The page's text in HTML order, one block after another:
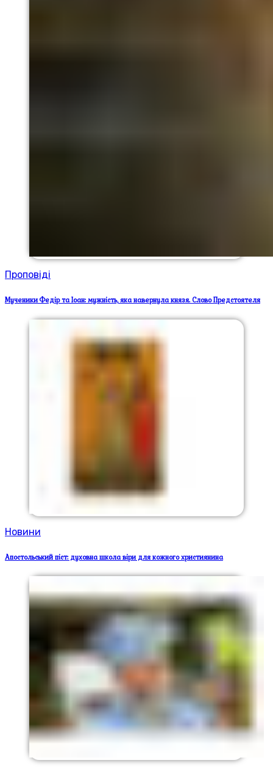
Проповіді
Мученики Федір та Іоан: мужність, яка навернула князя. Слово Предстоятеля
Новини
Апостольський піст: духовна школа віри для кожного християнина